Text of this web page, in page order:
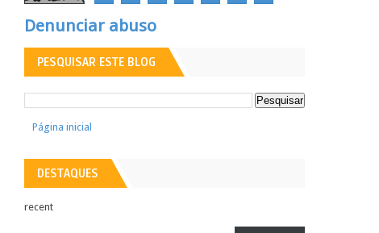
Denunciar abuso
PESQUISAR ESTE BLOG
Página inicial
DESTAQUES
recent